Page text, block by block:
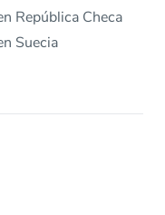
República Checa
Suecia